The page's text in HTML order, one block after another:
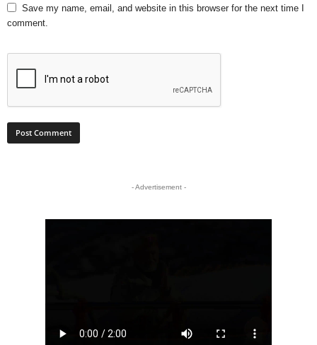
Save my name, email, and website in this browser for the next time I
comment.
- Advertisement -